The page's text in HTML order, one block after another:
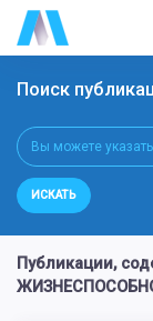
Поиск
ИСКАТЬ
Публикации,